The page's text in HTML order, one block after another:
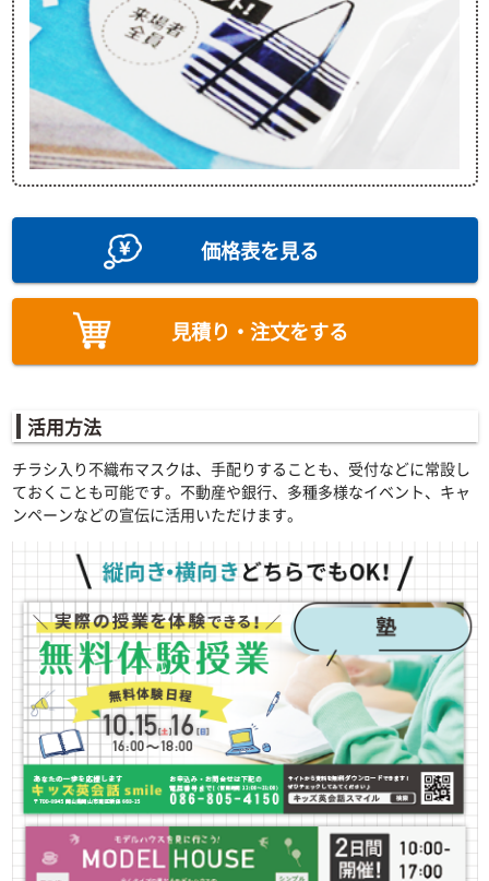
価格表を見る
見積り・注文をする
活用方法
チラシ入り不織布マスクは、手配りすることも、受付などに常設し
ておくことも可能です。不動産や銀行、多種多様なイベント、キャ
ンペーンなどの宣伝に活用いただけます。